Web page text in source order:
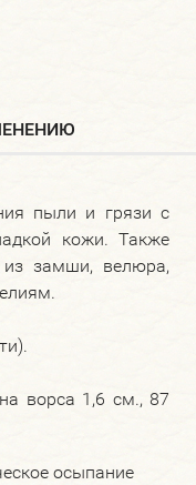
пыли и грязи с
кожи. Также
из замши, велюра,
ворса 1,6 см., 87
осыпание